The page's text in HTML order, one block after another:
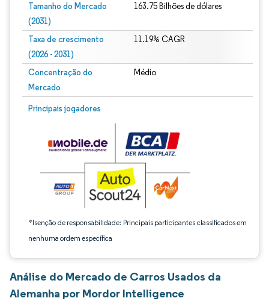
Tamanho do Mercado
(2031)
163.75 Bilhões de dólares
Taxa de crescimento
(2026 - 2031)
11.19% CAGR
Concentração do
Mercado
Médio
Principais jogadores
*Isenção de responsabilidade: Principais participantes classificados em
nenhuma ordem específica
Imagem © Mordor Intelligence. O reuso requer atribuição conforme CC BY 4.0.
Análise do Mercado de Carros Usados da
Alemanha por Mordor Intelligence